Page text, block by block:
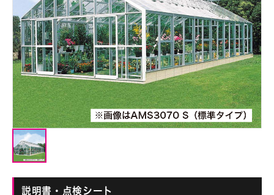
説明書・点検シート